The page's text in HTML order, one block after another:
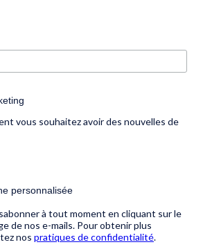
vous souhaitez avoir des nouvelles de
personnalisée
à tout moment en cliquant sur le
de nos e-mails. Pour obtenir plus
nos pratiques de confidentialité.